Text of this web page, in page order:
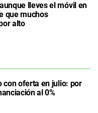
lleves el móvil en
que muchos
alto
con oferta en julio: por
al 0%